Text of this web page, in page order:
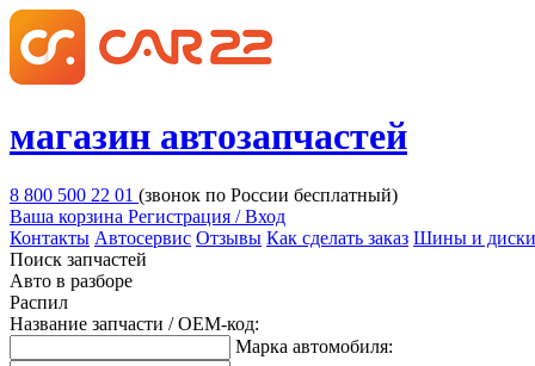
магазин автозапчастей
8 800 500 22 01 (звонок по России бесплатный)
Ваша корзина Регистрация / Вход
Контакты Автосервис Отзывы Как сделать заказ Шины и диски
Поиск запчастей
Авто в разборе
Распил
Название запчасти / OEM-код:
Марка автомобиля: